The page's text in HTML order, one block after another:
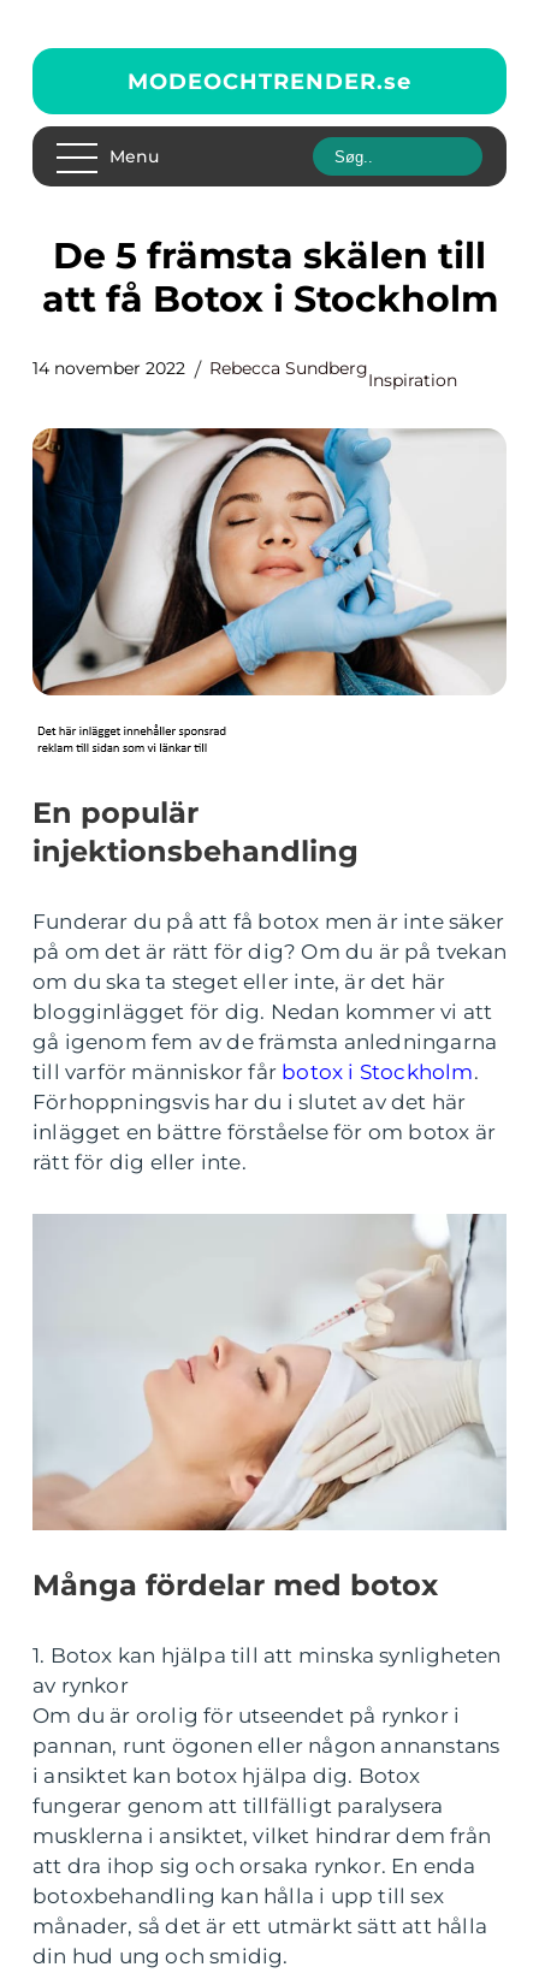
MODEOCHTRENDER.se
Menu
De 5 främsta skälen till
att få Botox i Stockholm
14 november 2022 Rebecca Sundberg
Inspiration
En populär
injektionsbehandling
Funderar du på att få botox men är inte säker
på om det är rätt för dig? Om du är på tvekan
om du ska ta steget eller inte, är det här
blogginlägget för dig. Nedan kommer vi att
gå igenom fem av de främsta anledningarna
till varför människor får botox i Stockholm.
Förhoppningsvis har du i slutet av det här
inlägget en bättre förståelse för om botox är
rätt för dig eller inte.
Många fördelar med botox
1. Botox kan hjälpa till att minska synligheten
av rynkor
Om du är orolig för utseendet på rynkor i
pannan, runt ögonen eller någon annanstans
i ansiktet kan botox hjälpa dig. Botox
fungerar genom att tillfälligt paralysera
musklerna i ansiktet, vilket hindrar dem från
att dra ihop sig och orsaka rynkor. En enda
botoxbehandling kan hålla i upp till sex
månader, så det är ett utmärkt sätt att hålla
din hud ung och smidig.